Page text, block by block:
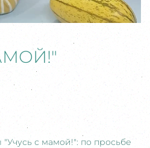
с мамой!": по просьбе